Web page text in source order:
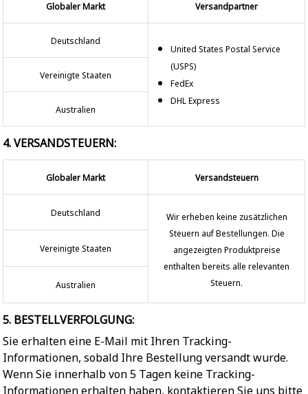
Globaler Markt Versandpartner
Deutschland
United States Postal Service
(USPS)
FedEx
DHL Express
Vereinigte Staaten
Australien
4. VERSANDSTEUERN:
Globaler Markt Versandsteuern
Deutschland
Wir erheben keine zusätzlichen
Steuern auf Bestellungen. Die
angezeigten Produktpreise
enthalten bereits alle relevanten
Steuern.
Vereinigte Staaten
Australien
5. BESTELLVERFOLGUNG:
Sie erhalten eine E-Mail mit Ihren Tracking-
Informationen, sobald Ihre Bestellung versandt wurde.
Wenn Sie innerhalb von 5 Tagen keine Tracking-
Informationen erhalten haben, kontaktieren Sie uns bitte